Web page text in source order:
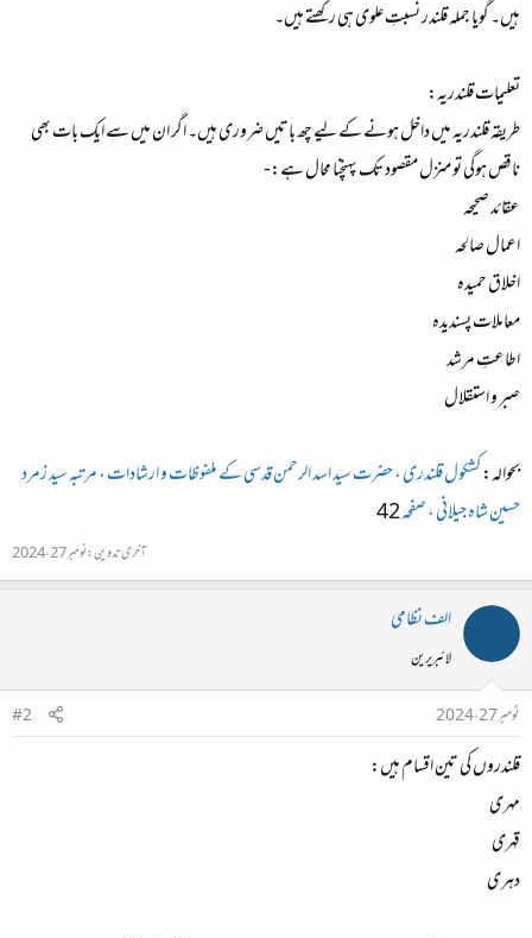
ہیں۔ گویا جملہ قلندر نسبتِ علوی ہی رکھتے ہیں۔
تعلیمات قلندریہ:
طریقہ قلندریہ میں داخل ہونے کے لیے چھ باتیں ضروری ہیں۔ اگر ان میں سے ایک بات بھی
ناقص ہوگی تو منزل مقصود تک پہنچنا محال ہے:-
عقائد صحیحہ
اعمال صالحہ
اخلاق حمیدہ
معاملات پسندیدہ
اطاعتِ مرشد
صبر و استقلال
بحوالہ:کشکول قلندری ، حضرت سید اسد الرحمن قدسی کے ملفوظات و ارشادات ، مرتبہ سید زمرد
حسین شاہ جیلانی ، صفحہ42
آخری تدوین:نومبر 27، 2024
الف نظامی
لائبریرین
نومبر 27، 2024
#2
قلندروں کی تین اقسام ہیں:
مہری
قہری
دہری